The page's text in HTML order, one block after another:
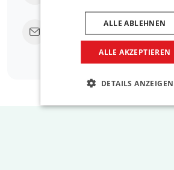
Senden Sie eine E-Mail
bags.com
ALLE AKZEPTIEREN
ALLE ABLEHNEN
DETAILS ANZEIGEN